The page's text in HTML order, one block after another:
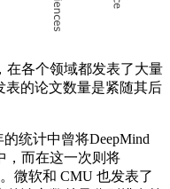
各个领域都发表了大量
表的论文数量是紧随其后
统计中曾将DeepMind
，而在这一次则将
微软和 CMU 也发表了